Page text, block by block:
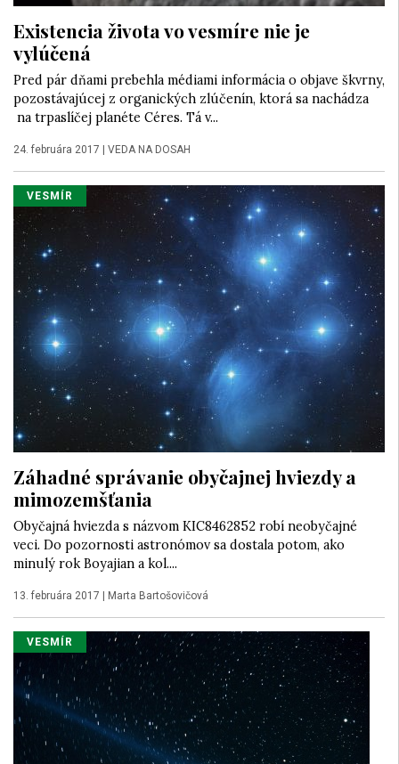
Existencia života vo vesmíre nie je
vylúčená
Pred pár dňami prebehla médiami informácia o objave škvrny,
pozostávajúcej z organických zlúčenín, ktorá sa nachádza
na trpaslíčej planéte Céres. Tá v...
24. februára 2017 VEDA NA DOSAH
VESMÍR
Záhadné správanie obyčajnej hviezdy a
mimozemšťania
Obyčajná hviezda s názvom KIC8462852 robí neobyčajné
veci. Do pozornosti astronómov sa dostala potom, ako
minulý rok Boyajian a kol....
13. februára 2017 Marta Bartošovičová
VESMÍR